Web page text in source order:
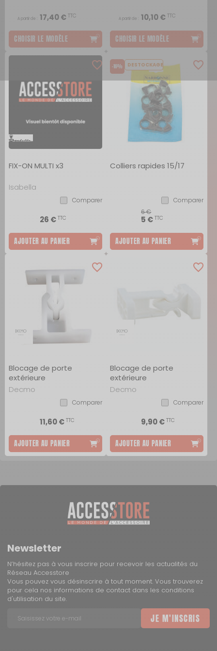
A partir de : 17,40 €TTC
CHOISIR LE MODÈLE
A partir de : 10,10 €TTC
CHOISIR LE MODÈLE
FIX-ON MULTI x3
Isabella
Comparer
26 €TTC
AJOUTER AU PANIER
-16% DESTOCKAGE
Colliers rapides 15/17
Comparer
6 €
5 €TTC
AJOUTER AU PANIER
Blocage de porte
extérieure
Decmo
Comparer
11,60 €TTC
AJOUTER AU PANIER
Blocage de porte
extérieure
Decmo
Comparer
9,90 €TTC
AJOUTER AU PANIER
Newsletter
N’hésitez pas à vous inscrire pour recevoir les actualités du
Réseau Accesstore
Vous pouvez vous désinscrire à tout moment. Vous trouverez
pour cela nos informations de contact dans les conditions
d'utilisation du site.
JE M'INSCRIS